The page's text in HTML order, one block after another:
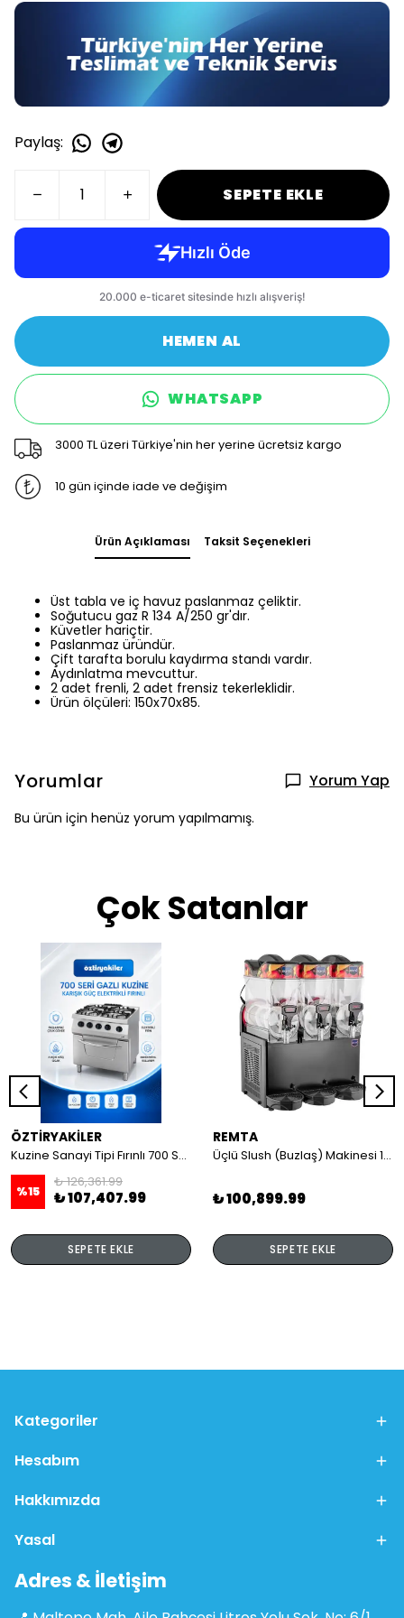
Paylaş:
SEPETE EKLE
HEMEN AL
WHATSAPP
3000 TL üzeri Türkiye'nin her yerine ücretsiz kargo
10 gün içinde iade ve değişim
Ürün Açıklaması Taksit Seçenekleri
Üst tabla ve iç havuz paslanmaz çeliktir.
Soğutucu gaz R 134 A/250 gr'dır.
Küvetler hariçtir.
Paslanmaz üründür.
Çift tarafta borulu kaydırma standı vardır.
Aydınlatma mevcuttur.
2 adet frenli, 2 adet frensiz tekerleklidir.
Ürün ölçüleri: 150x70x85.
Yorumlar Yorum Yap
Bu ürün için henüz yorum yapılmamış.
Çok Satanlar
ÖZTİRYAKİLER
Kuzine Sanayi Tipi Fırınlı 700 Seri Gazlı 4 Açık Ateş 80x70x85 (Lp)-2X6Kw+2X7,5Kw+6Kw Elektrikli Fırın
%15
₺ 126,361.99
₺ 107,407.99
SEPETE EKLE
REMTA
Üçlü Slush (Buzlaş) Makinesi 12+12+12 lt
₺ 100,899.99
SEPETE EKLE
Kategoriler
Hesabım
Hakkımızda
Yasal
Adres & İletişim